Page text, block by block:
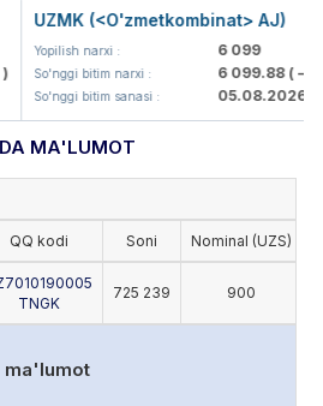
UZMK (<O'zmetkombinat> AJ)
Yopilish narxi : 6 099
So'nggi bitim narxi : 6 099.88( —
So'nggi bitim sanasi : 05.08.2026
MA'LUMOT
QQ kodi Soni Nominal (UZS)
TNGK
725 239 900
ma'lumot